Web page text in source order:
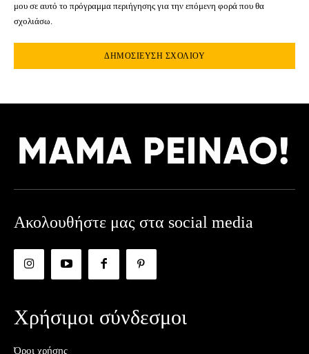
μου σε αυτό το πρόγραμμα περιήγησης για την επόμενη φορά που θα
σχολιάσω.
Ακολουθήστε μας στα social media
Χρήσιμοι σύνδεσμοι
Όροι χρήσης